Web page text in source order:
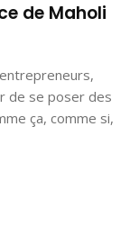
de Maholi
de se poser des
ça, comme si,